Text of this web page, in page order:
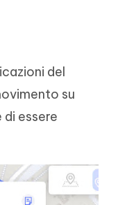
del
su
di essere